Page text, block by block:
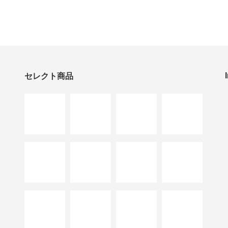
セレクト商品